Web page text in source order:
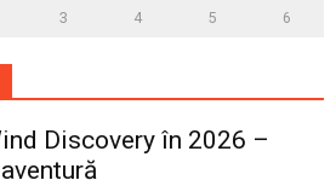
3 4 5 6
Discovery în 2026 –